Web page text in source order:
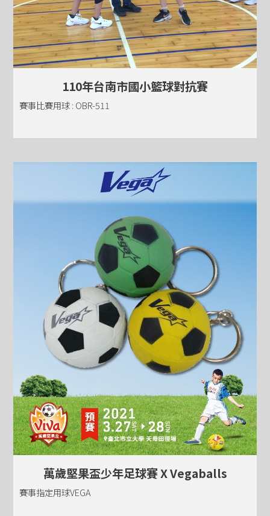
110年台南市國小籃球對抗賽
賽事比賽用球 : OBR-511
萬歲堅果盃少年足球賽 X Vegaballs
賽事指定用球VEGA